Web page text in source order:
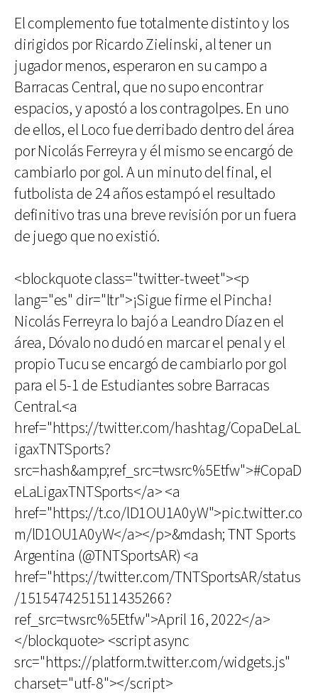
El complemento fue totalmente distinto y los
dirigidos por Ricardo Zielinski, al tener un
jugador menos, esperaron en su campo a
Barracas Central, que no supo encontrar
espacios, y apostó a los contragolpes. En uno
de ellos, el Loco fue derribado dentro del área
por Nicolás Ferreyra y él mismo se encargó de
cambiarlo por gol. A un minuto del final, el
futbolista de 24 años estampó el resultado
definitivo tras una breve revisión por un fuera
de juego que no existió.
<blockquote class="twitter-tweet"><p
lang="es" dir="ltr">¡Sigue firme el Pincha!
Nicolás Ferreyra lo bajó a Leandro Díaz en el
área, Dóvalo no dudó en marcar el penal y el
propio Tucu se encargó de cambiarlo por gol
para el 5-1 de Estudiantes sobre Barracas
Central.<a
href="https://twitter.com/hashtag/CopaDeLaL
igaxTNTSports?
src=hash&amp;ref_src=twsrc%5Etfw">#CopaD
eLaLigaxTNTSports</a> <a
href="https://t.co/lD1OU1A0yW">pic.twitter.co
m/lD1OU1A0yW</a></p>&mdash; TNT Sports
Argentina (@TNTSportsAR) <a
href="https://twitter.com/TNTSportsAR/status
/1515474251511435266?
ref_src=twsrc%5Etfw">April 16, 2022</a>
</blockquote> <script async
src="https://platform.twitter.com/widgets.js"
charset="utf-8"></script>